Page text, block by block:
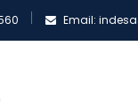
Email: